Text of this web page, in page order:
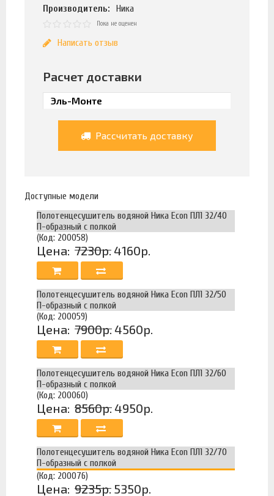
Производитель:
Ника
Пока не оценен
Написать отзыв
Расчет доставки
Рассчитать доставку
Доступные модели
Полотенцесушитель водяной Ника Econ ПЛ1 32/40
П-образный с полкой
(Код: 200058)
Цена: 7230р. 4160р.
Полотенцесушитель водяной Ника Econ ПЛ1 32/50
П-образный с полкой
(Код: 200059)
Цена: 7900р. 4560р.
Полотенцесушитель водяной Ника Econ ПЛ1 32/60
П-образный с полкой
(Код: 200060)
Цена: 8560р. 4950р.
Полотенцесушитель водяной Ника Econ ПЛ1 32/70
П-образный с полкой
(Код: 200076)
Цена: 9235р. 5350р.